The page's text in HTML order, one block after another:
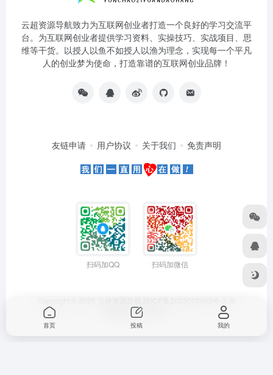
云超资源导航致力为互联网创业者打造一个良好的学习交流平
台。为互联网创业者提供学习资料、实操技巧、实战项目、思
维等干货。以授人以鱼不如授人以渔为理念，实现每一个平凡
人的创业梦为使命，打造靠谱的互联网创业品牌！
友链申请 用户协议 关于我们 免责声明
扫码加QQ 扫码加微信
OneNav强力驱动
首页 投稿 我的